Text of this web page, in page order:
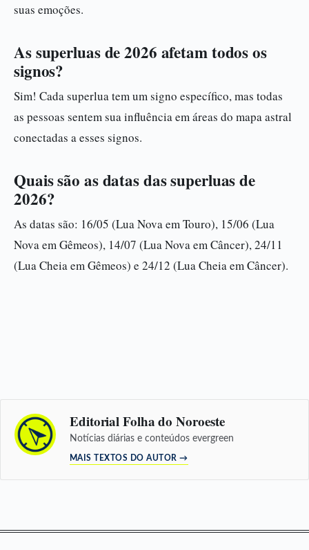
suas emoções.
As superluas de 2026 afetam todos os
signos?
Sim! Cada superlua tem um signo específico, mas todas
as pessoas sentem sua influência em áreas do mapa astral
conectadas a esses signos.
Quais são as datas das superluas de
2026?
As datas são: 16/05 (Lua Nova em Touro), 15/06 (Lua
Nova em Gêmeos), 14/07 (Lua Nova em Câncer), 24/11
(Lua Cheia em Gêmeos) e 24/12 (Lua Cheia em Câncer).
Editorial Folha do Noroeste
Notícias diárias e conteúdos evergreen
MAIS TEXTOS DO AUTOR →